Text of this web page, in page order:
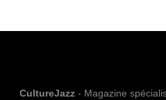
CultureJazz- Magazine